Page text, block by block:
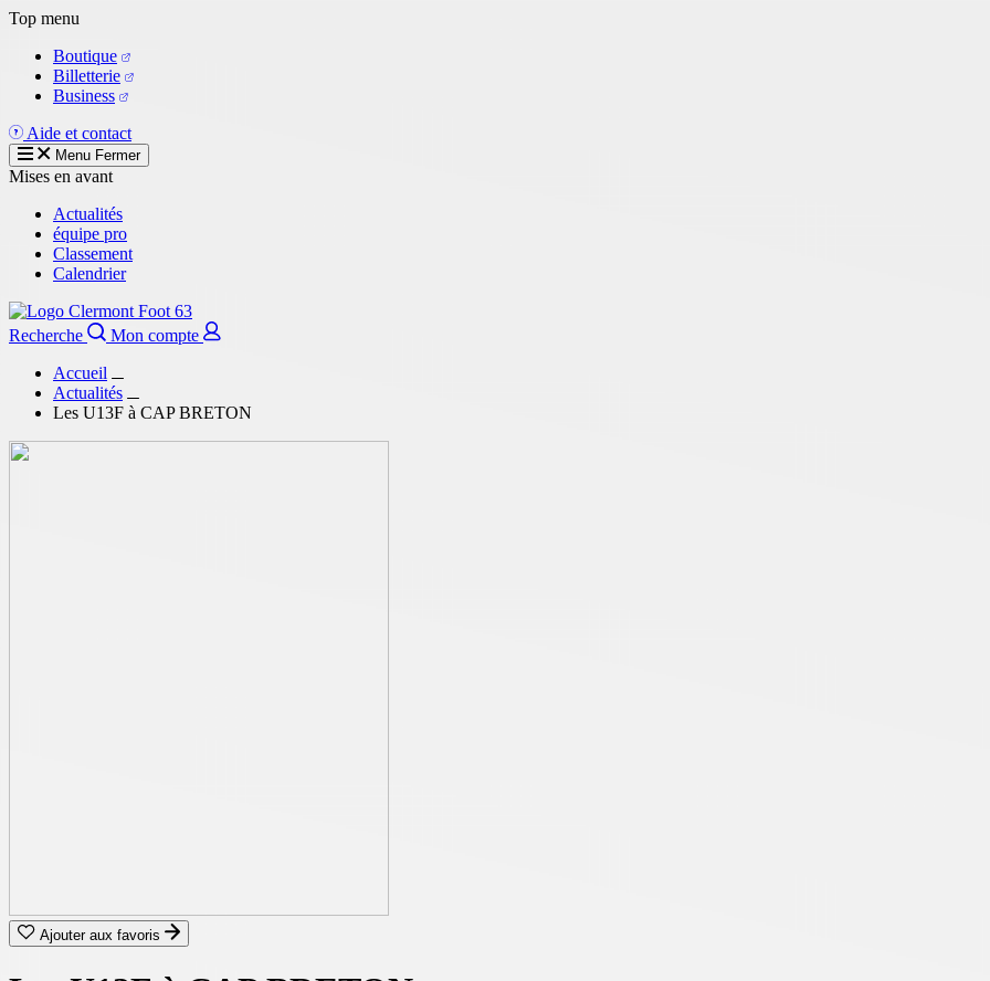
Aller
contenu
principal
Top menu
Boutique
Billetterie
Business
Aide et contact
Menu Fermer
Mises en avant
Actualités
équipe pro
Classement
Calendrier
Recherche
Mon compte
Accueil
Actualités
Les U13F à CAP BRETON
Ajouter aux favoris